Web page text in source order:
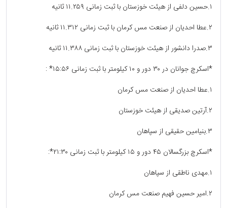
۱.حسین دلفی از هیئت خوزستان با ثبت زمانی ۱۱.۲۵۹ ثانیه
۲.عطا احدیان از صنعت مس کرمان با ثبت زمانی ۱۱.۳۱۲ ثانیه
۳.صدرا دانشور از هیئت خوزستان با ثبت زمانی ۱۱.۳۸۸ ثانیه
*اسکرچ جوانان در ۳۰ دور و ۱۰ کیلومتر با ثبت زمانی ۱۵:۵۶* :
۱.عطا احدیان از صنعت مس کرمان
۲.آرتین صدیقی از هیئت خوزستان
۳.بنیامین حقیقی از سپاهان
*اسکرچ بزرگسالان ۴۵ دور و ۱۵ کیلومتر با ثبت زمانی ۲۱:۳۰*:
۱.مهدی ناطقی از سپاهان
۲.امیر حسین فهیم صنعت مس کرمان